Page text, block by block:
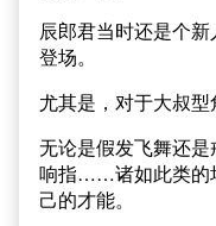
辰郎君当时还是个
登场。
尤其是，对于大叔型
无论是假发飞舞还
响指……诸如此类的
己的才能。